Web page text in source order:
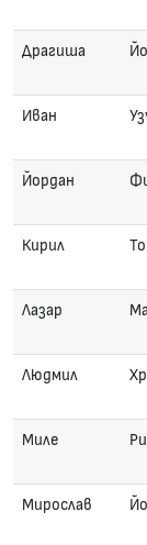
Драгиша
Иван
Йордан
Кирил
Лазар
Людмил
Миле
Мирослав